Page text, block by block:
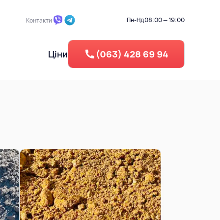
Контакти Пн-Нд08:00 — 19:00
Вертикальне планування
Рециклінг - Дроблення
Утилізація резини
Ціни (063) 428 69 94